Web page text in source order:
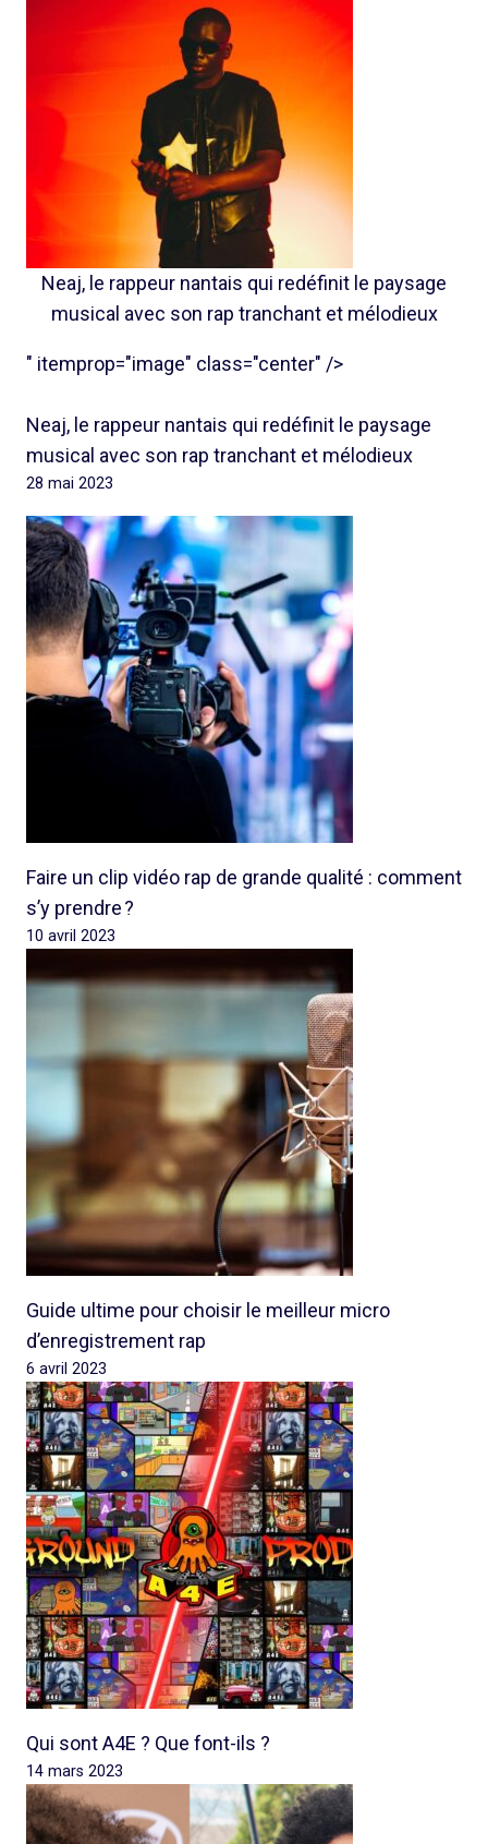
Neaj, le rappeur nantais qui redéfinit le paysage
musical avec son rap tranchant et mélodieux
" itemprop="image" class="center" />
Neaj, le rappeur nantais qui redéfinit le paysage
musical avec son rap tranchant et mélodieux
28 mai 2023
Faire un clip vidéo rap de grande qualité : comment
s’y prendre ?
10 avril 2023
Guide ultime pour choisir le meilleur micro
d’enregistrement rap
6 avril 2023
Qui sont A4E ? Que font-ils ?
14 mars 2023